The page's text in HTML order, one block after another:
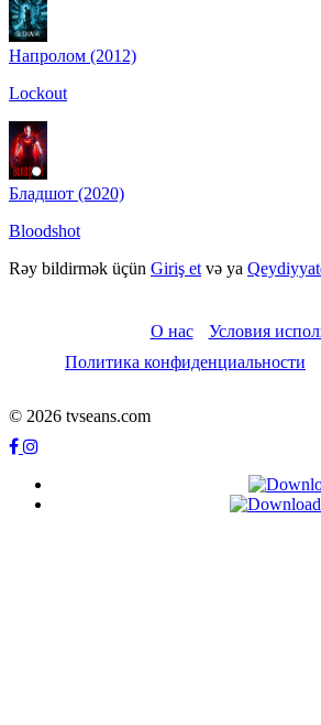
Напролом (2012)
Lockout
Бладшот (2020)
Bloodshot
Rəy bildirmək üçün Giriş et və ya
О нас
Условия
Политика конфиденциальности
© 2026 tvseans.com